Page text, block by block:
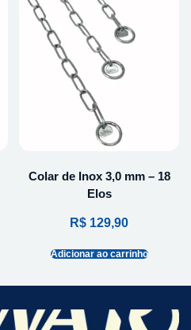
Colar de Inox 3,0 mm – 18
Elos
R$ 129,90
Adicionar ao carrinho